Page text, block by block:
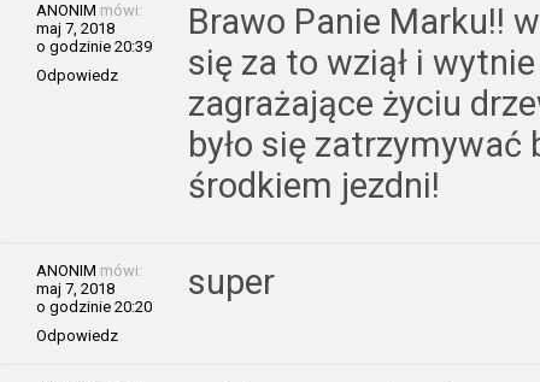
ANONIM mówi:
maj 7, 2018
o godzinie 20:39
Odpowiedz
Brawo Panie Marku!!
się za to wziął i
zagrażające życiu
było się
środkiem jezdni!
ANONIM mówi:
maj 7, 2018
o godzinie 20:20
Odpowiedz
super